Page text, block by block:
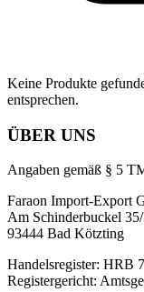
Keine Produkte
entsprechen.
ÜBER UNS
Angaben gemäß § 5
Faraon Import-Export
Am Schinderbuckel
93444 Bad Kötzting
Handelsregister: HRB
Registergericht: